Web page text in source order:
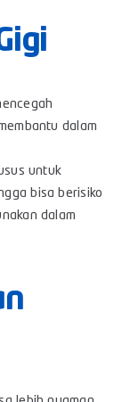
dalam
untuk
bisa berisiko
dalam